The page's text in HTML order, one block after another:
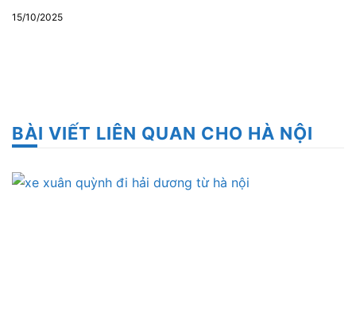
15/10/2025
BÀI VIẾT LIÊN QUAN CHO HÀ NỘI